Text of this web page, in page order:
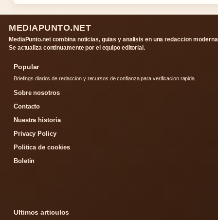
MEDIAPUNTO.NET
MediaPunto.net combina noticias, guias y analisis en una redaccion
Se actualiza continuamente por el equipo editorial.
Popular
Briefings diarios de redaccion y recursos de confianza para verificacion rapida.
Sobre nosotros
Contacto
Nuestra historia
Privacy Policy
Politica de cookies
Boletin
Ultimos articulos